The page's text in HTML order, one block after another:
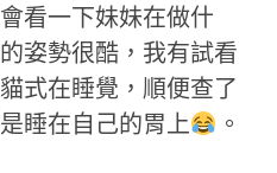
看一下妹妹在做什
姿勢很酷，我有試看
式在睡覺，順便查了
睡在自己的胃上
。